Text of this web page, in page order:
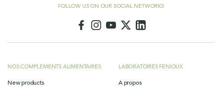
FOLLOW US ON OUR SOCIAL NETWORKS
NOS COMPLEMENTS ALIMENTAIRES
New products
LABORATOIRES FENIOUX
A propos